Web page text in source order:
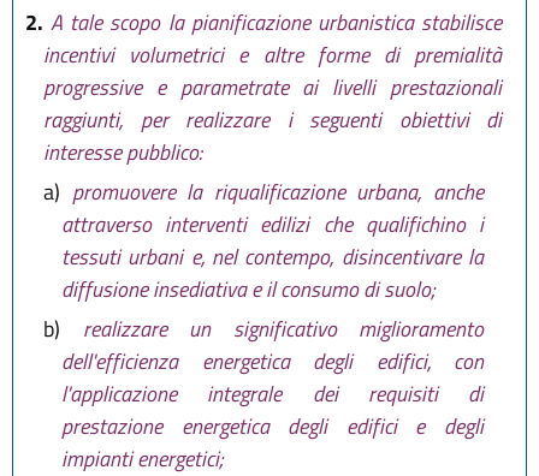
2. A tale scopo la pianificazione urbanistica stabilisce
incentivi volumetrici e altre forme di premialità
progressive e parametrate ai livelli prestazionali
raggiunti, per realizzare i seguenti obiettivi di
interesse pubblico:
a) promuovere la riqualificazione urbana, anche
attraverso interventi edilizi che qualifichino i
tessuti urbani e, nel contempo, disincentivare la
diffusione insediativa e il consumo di suolo;
b)
realizzare un significativo miglioramento
dell'efficienza energetica degli edifici, con
l'applicazione integrale dei requisiti di
prestazione energetica degli edifici e degli
impianti energetici;